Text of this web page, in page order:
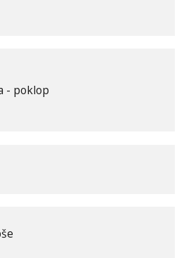
- poklop